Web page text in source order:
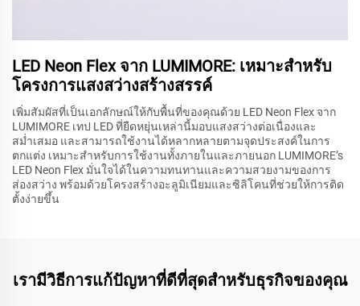
LED Neon Flex จาก LUMIMORE: เหมาะสำหรับ
โครงการแสงสว่างสร้างสรรค์
เพิ่มสัมผัสที่เป็นเอกลักษณ์ให้กับพื้นที่ของคุณด้วย LED Neon Flex จาก
LUMIMORE เทป LED ที่ยืดหยุ่นเหล่านี้มอบแสงสว่างต่อเนื่องและ
สม่ำเสมอ และสามารถใช้งานได้หลากหลายตามจุดประสงค์ในการ
ตกแต่ง เหมาะสำหรับการใช้งานทั้งภายในและภายนอก LUMIMORE’s
LED Neon Flex มั่นใจได้ในความทนทานและความสวยงามของการ
ส่องสว่าง พร้อมด้วยโครงสร้างอะลูมิเนียมและซิลิโคนที่ช่วยให้การติด
ตั้งง่ายขึ้น
เรามีวิธีการแก้ปัญหาที่ดีที่สุดสำหรับธุรกิจของคุณ